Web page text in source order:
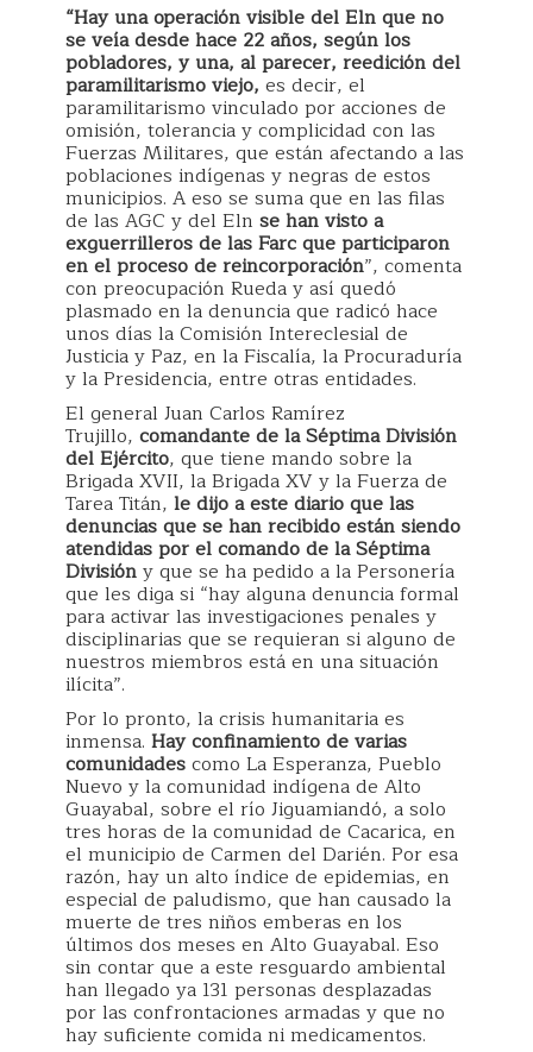
“Hay una operación visible del Eln que no
se veía desde hace 22 años, según los
pobladores, y una, al parecer, reedición del
paramilitarismo viejo, es decir, el
paramilitarismo vinculado por acciones de
omisión, tolerancia y complicidad con las
Fuerzas Militares, que están afectando a las
poblaciones indígenas y negras de estos
municipios. A eso se suma que en las filas
de las AGC y del Eln se han visto a
exguerrilleros de las Farc que participaron
en el proceso de reincorporación”, comenta
con preocupación Rueda y así quedó
plasmado en la denuncia que radicó hace
unos días la Comisión Intereclesial de
Justicia y Paz, en la Fiscalía, la Procuraduría
y la Presidencia, entre otras entidades.
El general Juan Carlos Ramírez
Trujillo, comandante de la Séptima División
del Ejército, que tiene mando sobre la
Brigada XVII, la Brigada XV y la Fuerza de
Tarea Titán, le dijo a este diario que las
denuncias que se han recibido están siendo
atendidas por el comando de la Séptima
Divisióny que se ha pedido a la Personería
que les diga si “hay alguna denuncia formal
para activar las investigaciones penales y
disciplinarias que se requieran si alguno de
nuestros miembros está en una situación
ilícita”.
Por lo pronto, la crisis humanitaria es
inmensa. Hay confinamiento de varias
comunidadescomo La Esperanza, Pueblo
Nuevo y la comunidad indígena de Alto
Guayabal, sobre el río Jiguamiandó, a solo
tres horas de la comunidad de Cacarica, en
el municipio de Carmen del Darién. Por esa
razón, hay un alto índice de epidemias, en
especial de paludismo, que han causado la
muerte de tres niños emberas en los
últimos dos meses en Alto Guayabal. Eso
sin contar que a este resguardo ambiental
han llegado ya 131 personas desplazadas
por las confrontaciones armadas y que no
hay suficiente comida ni medicamentos.